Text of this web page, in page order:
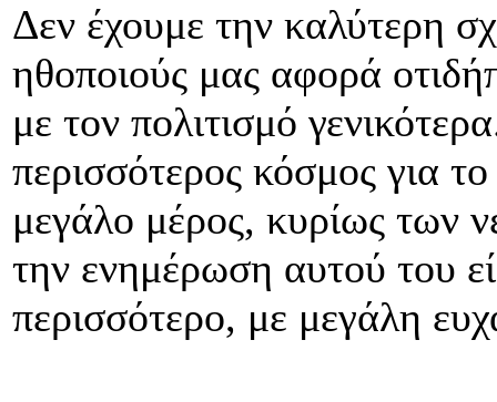
Δεν έχουμε την καλύτερη
ηθοποιούς μας αφορά
με τον πολιτισμό
περισσότερος κόσμος για
μεγάλο μέρος, κυρίως των
την ενημέρωση αυτού του
περισσότερο, με μεγάλη